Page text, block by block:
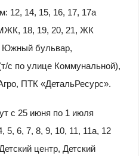
12, 14, 15, 16, 17, 17а
18, 19, 20, 21, ЖК
Южный бульвар,
с по улице Коммунальной),
ПТК «ДетальРесурс».
с 25 июня по 1 июля
5, 6, 7, 8, 9, 10, 11, 11а, 12
центр, Детский